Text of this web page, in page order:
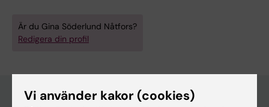
Är du Gina Söderlund Nåtfors?
Redigera din profil
Vi använder kakor (cookies)